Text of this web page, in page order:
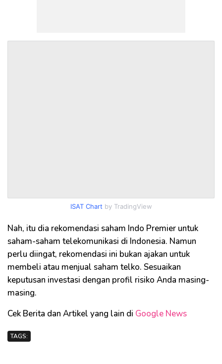
ISAT Chart by TradingView
Nah, itu dia rekomendasi saham Indo Premier untuk
saham-saham telekomunikasi di Indonesia. Namun
perlu diingat, rekomendasi ini bukan ajakan untuk
membeli atau menjual saham telko. Sesuaikan
keputusan investasi dengan profil risiko Anda masing-
masing.
Cek Berita dan Artikel yang lain di Google News
TAGS: